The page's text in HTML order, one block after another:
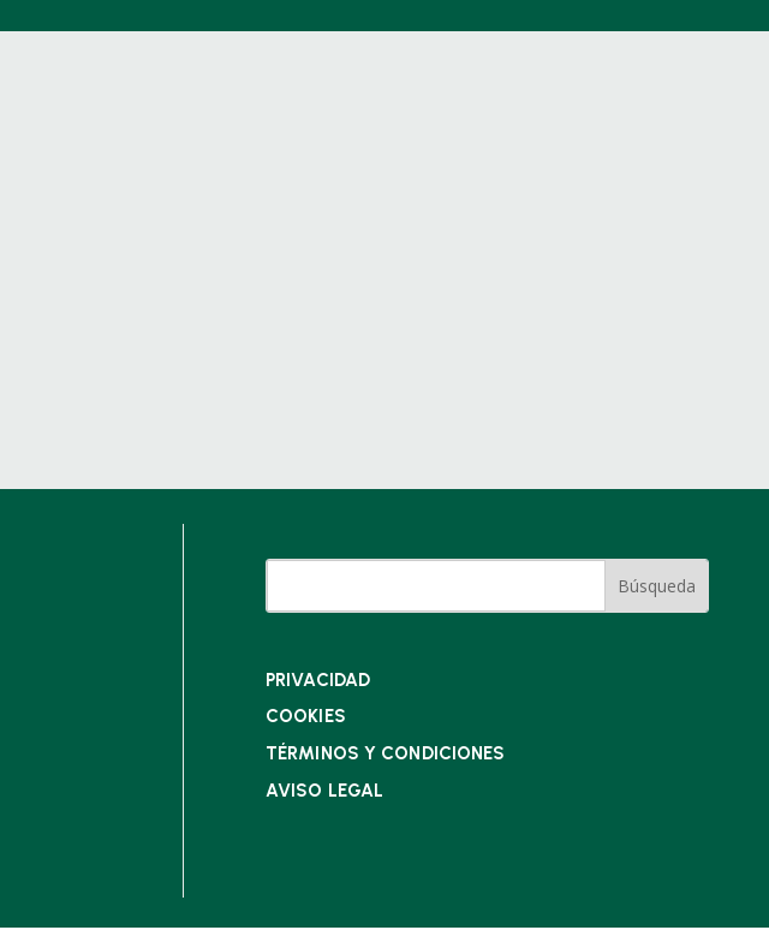
PRIVACIDAD
COOKIES
TÉRMINOS Y CONDICIONES
AVISO LEGAL